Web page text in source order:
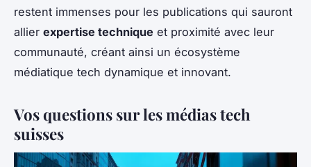
restent immenses pour les publications qui sauront
allier expertise technique et proximité avec leur
communauté, créant ainsi un écosystème
médiatique tech dynamique et innovant.
Vos questions sur les médias tech
suisses